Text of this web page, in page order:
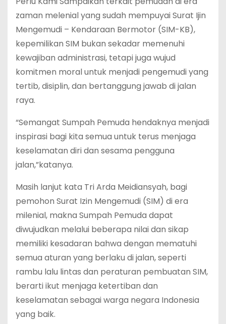
zaman melenial yang sudah mempuyai Surat Ijin
Mengemudi – Kendaraan Bermotor (SIM-KB),
kepemilikan SIM bukan sekadar memenuhi
kewajiban administrasi, tetapi juga wujud
komitmen moral untuk menjadi pengemudi yang
tertib, disiplin, dan bertanggung jawab di jalan
raya.
“Semangat Sumpah Pemuda hendaknya menjadi
inspirasi bagi kita semua untuk terus menjaga
keselamatan diri dan sesama pengguna
jalan,”katanya.
Masih lanjut kata Tri Arda Meidiansyah, bagi
pemohon Surat Izin Mengemudi (SIM) di era
milenial, makna Sumpah Pemuda dapat
diwujudkan melalui beberapa nilai dan sikap
memiliki kesadaran bahwa dengan mematuhi
semua aturan yang berlaku di jalan, seperti
rambu lalu lintas dan peraturan pembuatan SIM,
berarti ikut menjaga ketertiban dan
keselamatan sebagai warga negara Indonesia
yang baik.